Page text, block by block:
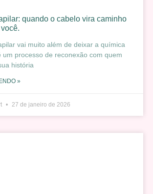
quando o cabelo vira caminho
vai muito além de deixar a química
um processo de reconexão com quem
história
»
27 de janeiro de 2026